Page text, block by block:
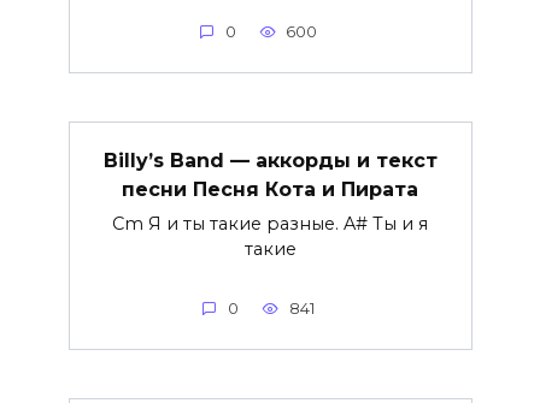
0 600
Billy’s Band — аккорды и текст
песни Песня Кота и Пирата
Cm Я и ты такие разные. A# Ты и я
такие
0 841